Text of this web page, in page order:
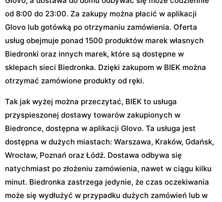
od 8:00 do 23:00. Za zakupy można płacić w aplikacji
Glovo lub gotówką po otrzymaniu zamówienia. Oferta
usług obejmuje ponad 1500 produktów marek własnych
Biedronki oraz innych marek, które są dostępne w
sklepach sieci Biedronka. Dzięki zakupom w BIEK można
otrzymać zamówione produkty od ręki.
Tak jak wyżej można przeczytać, BIEK to usługa
przyspieszonej dostawy towarów zakupionych w
Biedronce, dostępna w aplikacji Glovo. Ta usługa jest
dostępna w dużych miastach: Warszawa, Kraków, Gdańsk,
Wrocław, Poznań oraz Łódź. Dostawa odbywa się
natychmiast po złożeniu zamówienia, nawet w ciągu kilku
minut. Biedronka zastrzega jedynie, że czas oczekiwania
może się wydłużyć w przypadku dużych zamówień lub w